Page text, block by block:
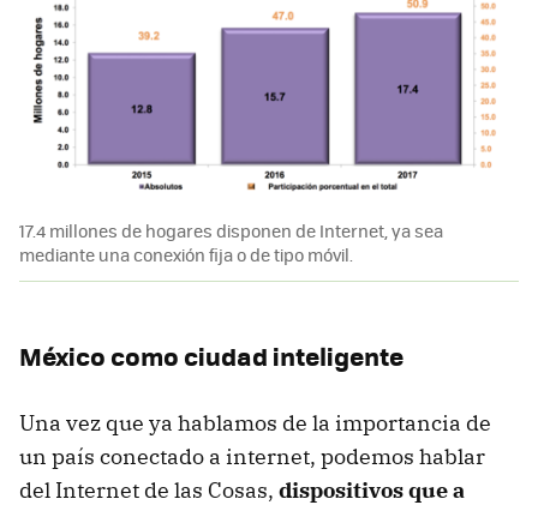
17.4 millones de hogares disponen de Internet, ya sea
mediante una conexión fija o de tipo móvil.
México como ciudad inteligente
Una vez que ya hablamos de la importancia de
un país conectado a internet, podemos hablar
del Internet de las Cosas, dispositivos que a